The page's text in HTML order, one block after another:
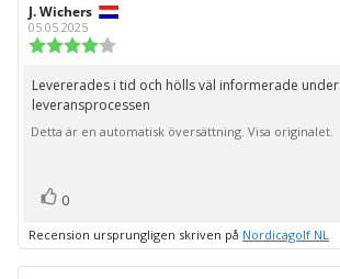
Recensionsförfattare:
J. Wichers
05.05.2025
utav
5
stjärnor
Recensionstext:
Levererades i tid och hölls väl informerade under
leveransprocessen
Detta är en automatisk översättning. Visa originalet.
Rösta
0
Recension ursprungligen skriven på Nordicagolf NL